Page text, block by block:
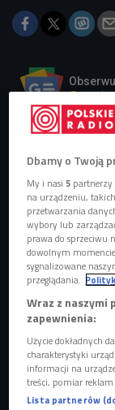
Google
Nowy album
Lana Del Rey Foto:
Lana Del Rey
Dbamy o Twoją
My i nasi5
na urządzeniu,
przetwarzania
wybory lub
prawa do sprzeciwu
dowolnym
sygnalizowane
przeglądania.
Wraz z naszymi
zapewnienia:
Użycie dokładnych
charakterystyki
informacji na
treści, pomiar reklam
Lista partnerów